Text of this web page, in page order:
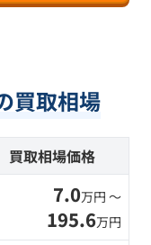
買取相場
買取相場価格
7.0万円 〜
195.6万円